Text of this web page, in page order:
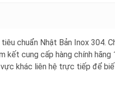
chuẩn Nhật Bản Inox 304.
kết cung cấp hàng chính hãng
khác liên hệ trực tiếp để